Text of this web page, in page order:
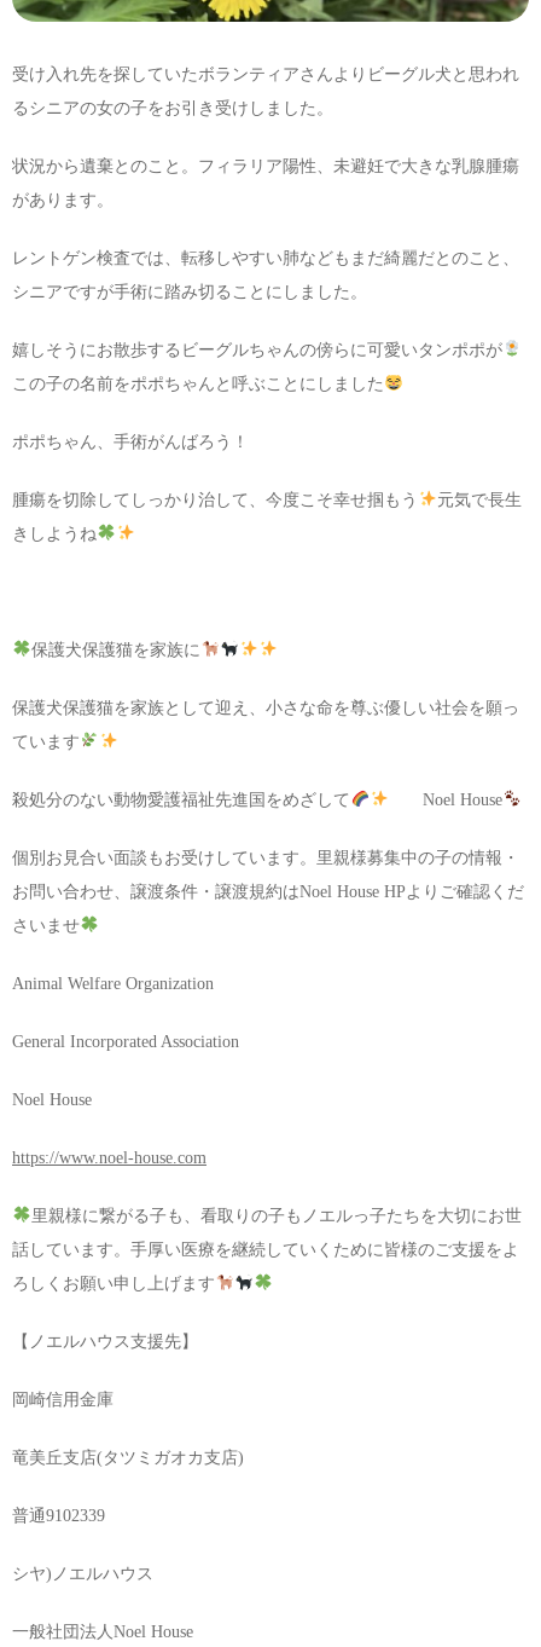
受け入れ先を探していたボランティアさんよりビーグル犬と思われ
るシニアの女の子をお引き受けしました。
状況から遺棄とのこと。フィラリア陽性、未避妊で大きな乳腺腫瘍
があります。
レントゲン検査では、転移しやすい肺などもまだ綺麗だとのこと、
シニアですが手術に踏み切ることにしました。
嬉しそうにお散歩するビーグルちゃんの傍らに可愛いタンポポが
この子の名前をポポちゃんと呼ぶことにしました
ポポちゃん、手術がんばろう！
腫瘍を切除してしっかり治して、今度こそ幸せ掴もう
元気で長生
きしようね
保護犬保護猫を家族に
保護犬保護猫を家族として迎え、小さな命を尊ぶ優しい社会を願っ
ています
殺処分のない動物愛護福祉先進国をめざして Noel House
個別お見合い面談もお受けしています。里親様募集中の子の情報・
お問い合わせ、譲渡条件・譲渡規約はNoel House HPよりご確認くだ
さいませ
Animal Welfare Organization
General Incorporated Association
Noel House
https://www.noel-house.com
里親様に繋がる子も、看取りの子もノエルっ子たちを大切にお世
話しています。手厚い医療を継続していくために皆様のご支援をよ
ろしくお願い申し上げます
【ノエルハウス支援先】
岡崎信用金庫
竜美丘支店(タツミガオカ支店)
普通9102339
シヤ)ノエルハウス
一般社団法人Noel House